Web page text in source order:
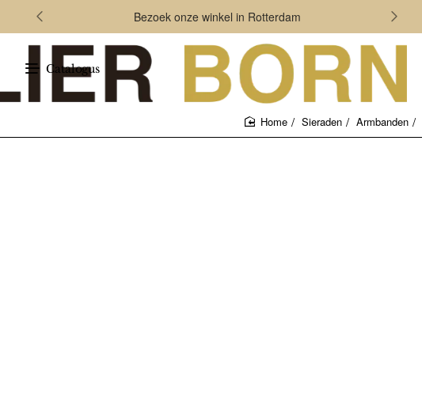
Bezoek onze winkel in Rotterdam
Catalogus
Sieraden Armbanden